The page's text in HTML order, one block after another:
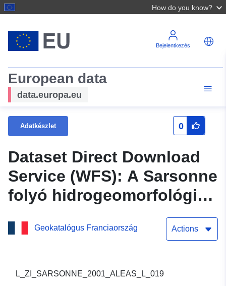
How do you know?
Bejelentkezés
European data
data.europa.eu
Adatkészlet 0
Dataset Direct Download
Service (WFS): A Sarsonne
folyó hidrogeomorfológiai
megközelítésével, Ussel
en Corrèze településen
övezethez tartozó izotópok
Geokatalógus Franciaország Actions
L_ZI_SARSONNE_2001_ALEAS_L_019